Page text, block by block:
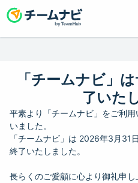
「チームナビ」
了いた
平素より「チームナビ」をご利
いました。
「チームナビ」は 2026年3月31
終了いたしました。
長らくのご愛顧に心より御礼申し